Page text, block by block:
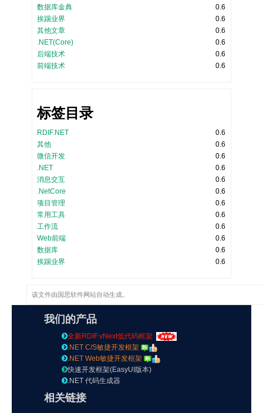
数据库金典
0.6
挨踢业界
0.6
其他文章
0.6
.NET(Core)
0.6
后端技术
0.6
前端技术
0.6
标签目录
RDIF.NET
0.6
其他
0.6
微信开发
0.6
.NET
0.6
消息交互
0.6
.NetCore
0.6
项目管理
0.6
常用工具
0.6
工作流
0.6
Web前端
0.6
数据库
0.6
挨踢业界
0.6
该文件由 国思软件网站自动生成。
我们的产品
全新RDIF.vNext低代码框架
.NET C/S敏捷开发框架
.NET Web敏捷开发框架
快速开发框架(EasyUI版本)
.NET 代码生成器
相关链接